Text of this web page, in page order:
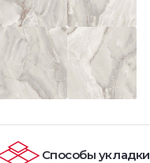
Способы укладки